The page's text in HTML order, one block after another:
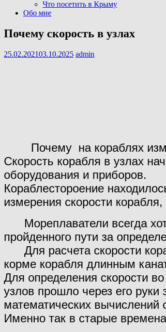
Что посетить в Крыму
Обо мне
Почему скорость в узлах
25.02.202103.10.2025 admin
Почему на кораблях
Скорость корабля в узлах
оборудования и приборов.
Кораблестороение
измерения скорости
Мореплаватели всегда
пройденного пути за
Для расчета скорости
корме корабля длинным
Для определения скорости
узлов прошло через его
математических вычислений
Именно так в старые